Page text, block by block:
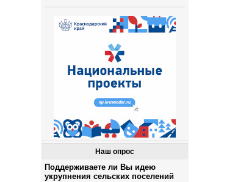
Наш опрос
Поддерживаете ли Вы идею
укрупнения сельских поселений